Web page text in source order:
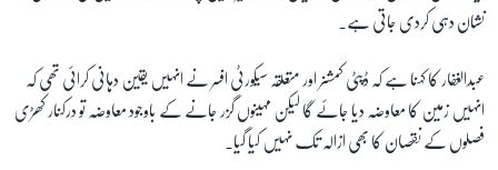
نشان دہی کردی جاتی ہے۔
عبدالغفار کا کہنا ہے کہ ڈپٹی کمشنر اور متعلقہ سیکورٹی افسر نے انہیں یقین دہانی کرائی تھی کہ
انہیں زمین کا معاوضہ دیا جائے گا لیکن مہینوں گزر جانے کے باوجود معاوضہ تو درکنار کھڑی
فصلوں کے نقصان کا بھی ازالہ تک نہیں کیا گیا۔